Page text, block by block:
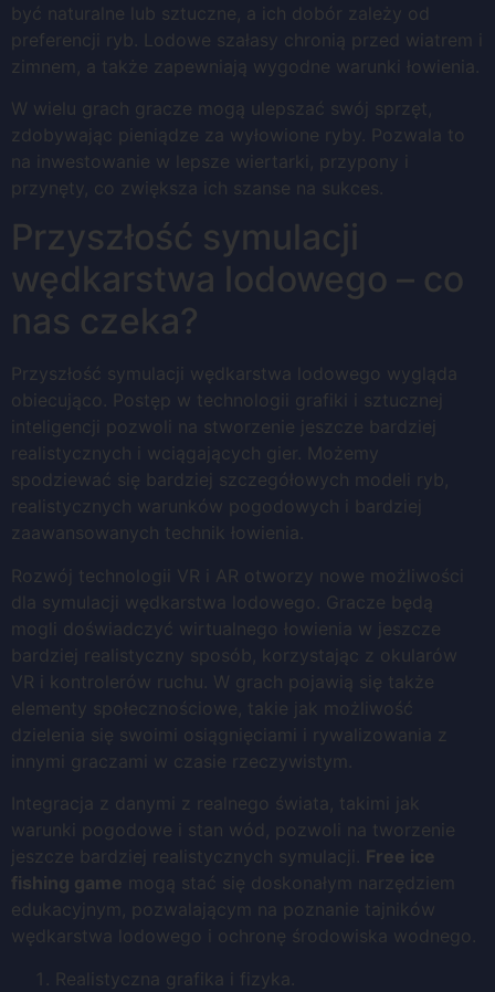
być naturalne lub sztuczne, a ich dobór zależy od
preferencji ryb. Lodowe szałasy chronią przed wiatrem i
zimnem, a także zapewniają wygodne warunki łowienia.
W wielu grach gracze mogą ulepszać swój sprzęt,
zdobywając pieniądze za wyłowione ryby. Pozwala to
na inwestowanie w lepsze wiertarki, przypony i
przynęty, co zwiększa ich szanse na sukces.
Przyszłość symulacji
wędkarstwa lodowego – co
nas czeka?
Przyszłość symulacji wędkarstwa lodowego wygląda
obiecująco. Postęp w technologii grafiki i sztucznej
inteligencji pozwoli na stworzenie jeszcze bardziej
realistycznych i wciągających gier. Możemy
spodziewać się bardziej szczegółowych modeli ryb,
realistycznych warunków pogodowych i bardziej
zaawansowanych technik łowienia.
Rozwój technologii VR i AR otworzy nowe możliwości
dla symulacji wędkarstwa lodowego. Gracze będą
mogli doświadczyć wirtualnego łowienia w jeszcze
bardziej realistyczny sposób, korzystając z okularów
VR i kontrolerów ruchu. W grach pojawią się także
elementy społecznościowe, takie jak możliwość
dzielenia się swoimi osiągnięciami i rywalizowania z
innymi graczami w czasie rzeczywistym.
Integracja z danymi z realnego świata, takimi jak
warunki pogodowe i stan wód, pozwoli na tworzenie
jeszcze bardziej realistycznych symulacji. Free ice
fishing game mogą stać się doskonałym narzędziem
edukacyjnym, pozwalającym na poznanie tajników
wędkarstwa lodowego i ochronę środowiska wodnego.
Realistyczna grafika i fizyka.